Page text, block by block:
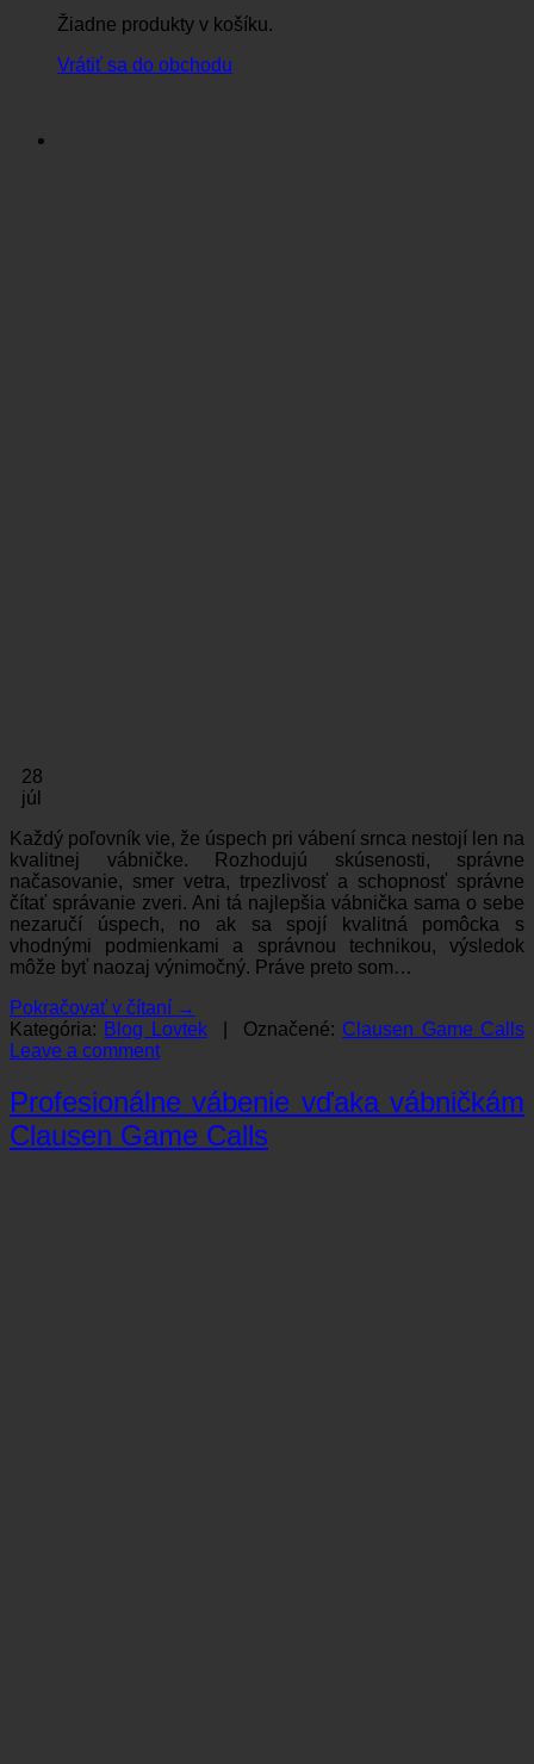
Žiadne produkty v košíku.
Vrátiť sa do obchodu
28
júl
Každý poľovník vie, že úspech pri vábení srnca nestojí len na
kvalitnej vábničke. Rozhodujú skúsenosti, správne
načasovanie, smer vetra, trpezlivosť a schopnosť správne
čítať správanie zveri. Ani tá najlepšia vábnička sama o sebe
nezaručí úspech, no ak sa spojí kvalitná pomôcka s
vhodnými podmienkami a správnou technikou, výsledok
môže byť naozaj výnimočný. Práve preto som…
Pokračovať v čítaní →
Kategória: Blog Lovtek Označené:Clausen Game Calls
Leave a comment
Profesionálne vábenie vďaka vábničkám
Clausen Game Calls